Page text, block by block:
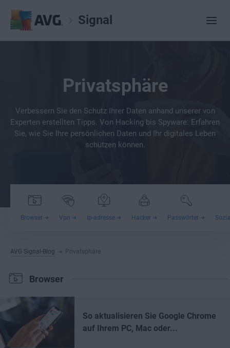
Signal
Privatsphäre
Verbessern Sie den Schutz Ihrer Daten anhand unserer von
Experten erstellten Tipps. Von Hacking bis Spyware: Erfahren
Sie, wie Sie Ihre persönlichen Daten und Ihr digitales Leben
schützen können.
Browser Vpn Ip-adresse Hacker Passwörter
AVG Signal-Blog Privatsphäre
Browser
So aktualisieren Sie Google Chrome
auf Ihrem PC, Mac oder...